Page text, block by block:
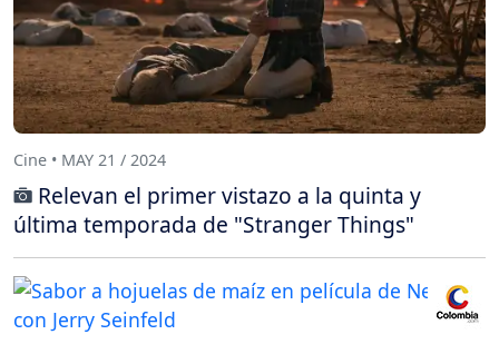
Cine • MAY 21 / 2024
Relevan el primer vistazo a la quinta y
última temporada de "Stranger Things"